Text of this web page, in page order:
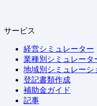
サービス
経営シミュレーター
業種別シミュレータ
地域別シミュレーシ
登記書類作成
補助金ガイド
記事